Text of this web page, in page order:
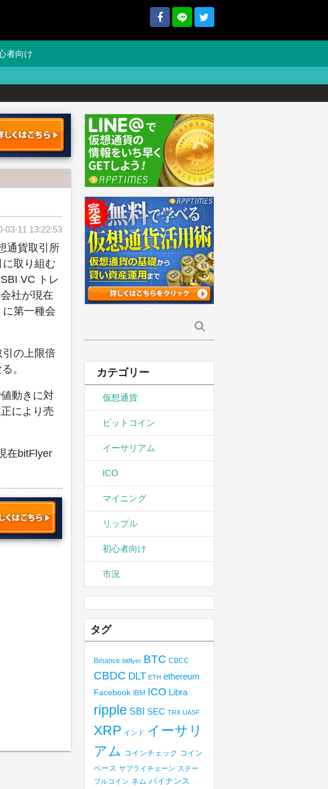
者向け
03-11 13:22:53
通貨取引所
取り組む
VC トレ
社が現在
第一種会
の上限倍
。
動きに対
により売
在bitFlyer
索:
カテゴリー
仮想通貨
ビットコイン
イーサリアム
ICO
マイニング
リップル
初心者向け
市況
タグ
Binance bitflyer BTC CBCC
CBDC DLT ETH ethereum
Facebook IBM ICO Libra
ripple SBI SEC TRX UASF
XRP インド イーサリ
アム コインチェック コイン
ベース サプライチェーン ステー
ブルコイン ネム バイナンス